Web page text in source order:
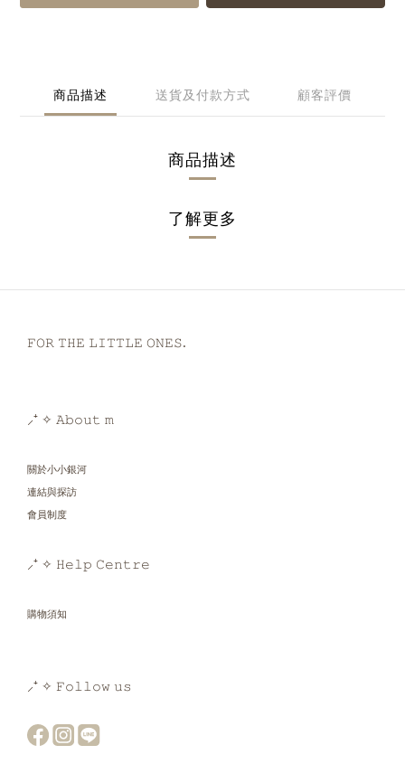
商品描述 送貨及付款方式 顧客評價
商品描述
了解更多
𝙵𝙾𝚁 𝚃𝙷𝙴 𝙻𝙸𝚃𝚃𝙻𝙴 𝙾𝙽𝙴𝚂.
⸝⁺ ✧ 𝙰𝚋𝚘𝚞𝚝 𝚖
關於小小銀河
連結與探訪
會員制度
⸝⁺ ✧ 𝙷𝚎𝚕𝚙 𝙲𝚎𝚗𝚝𝚛𝚎
購物須知
⸝⁺ ✧ 𝙵𝚘𝚕𝚕𝚘𝚠 𝚞𝚜